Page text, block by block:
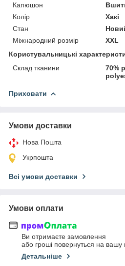
Капюшон
Колір
Хакі
Стан
Міжнародний розмір
XXL
Користувальницькі
Склад тканини
70%
Приховати
Умови доставки
Нова Пошта
Укрпошта
Всі умови доставки
Умови оплати
Ви отримаєте замовлення
або гроші повернуться на вашу
Детальніше